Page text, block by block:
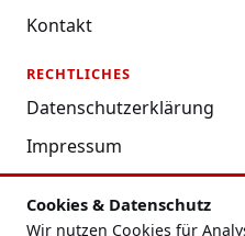
Cookies & Datenschutz
Wir nutzen Cookies für
Kontakt
RECHTLICHES
Datenschutzerklärung
Impressum
Nutzungsbedingungen
Redaktion